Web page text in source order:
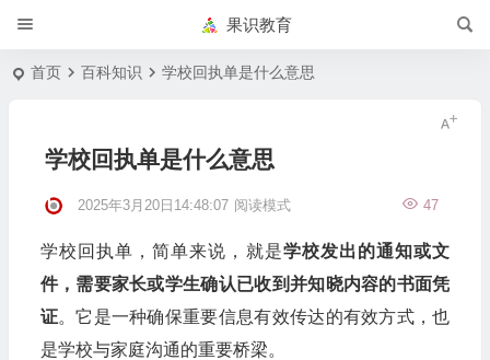
果识教育
首页 百科知识 学校回执单是什么意思
学校回执单是什么意思
2025年3月20日14:48:07 47
阅读模式
学校回执单，简单来说，就是学校发出的通知或文
件，需要家长或学生确认已收到并知晓内容的书面凭
证。它是一种确保重要信息有效传达的有效方式，也
是学校与家庭沟通的重要桥梁。